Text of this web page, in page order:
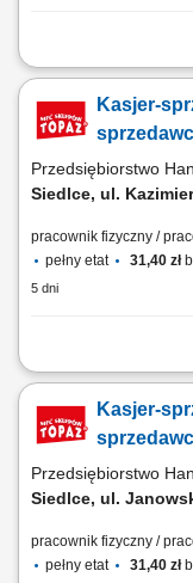
Twoje główne zadania:
właściwą ekspozycję
do spożycia
Kasjer-
Przedsiębiorstwo
Siedlce, ul.
pracownik fizyczny /
pełny etat
31,40 zł
5 dni
Twoje główne zadania:
właściwą ekspozycję
do spożycia
Kasjer-
Przedsiębiorstwo
Siedlce, ul.
pracownik fizyczny /
pełny etat
31,40 zł